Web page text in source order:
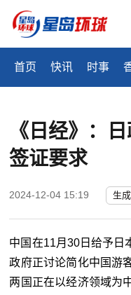
首页 快讯 时事
《日经》：
签证要求
2024-12-04 15:19 生
中国在11月30日给予日
政府正讨论简化中国游
两国正在以经济领域为